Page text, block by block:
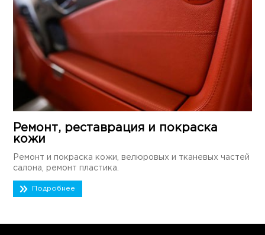
Ремонт, реставрация и покраска
кожи
Ремонт и покраска кожи, велюровых и тканевых частей
салона, ремонт пластика.
Подробнее